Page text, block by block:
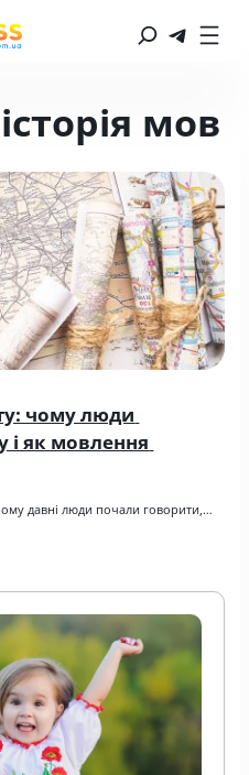
історія мов
чому люди
і як мовлення
давні люди почали говорити,…